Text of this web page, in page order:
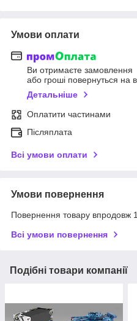
Умови оплати
Ви отримаєте замовлення
або гроші повернуться на
Детальніше
Оплатити частинами
Післяплата
Всі умови оплати
Умови повернення
Повернення товару впродовж
Всі умови повернення
Подібні товари компанії